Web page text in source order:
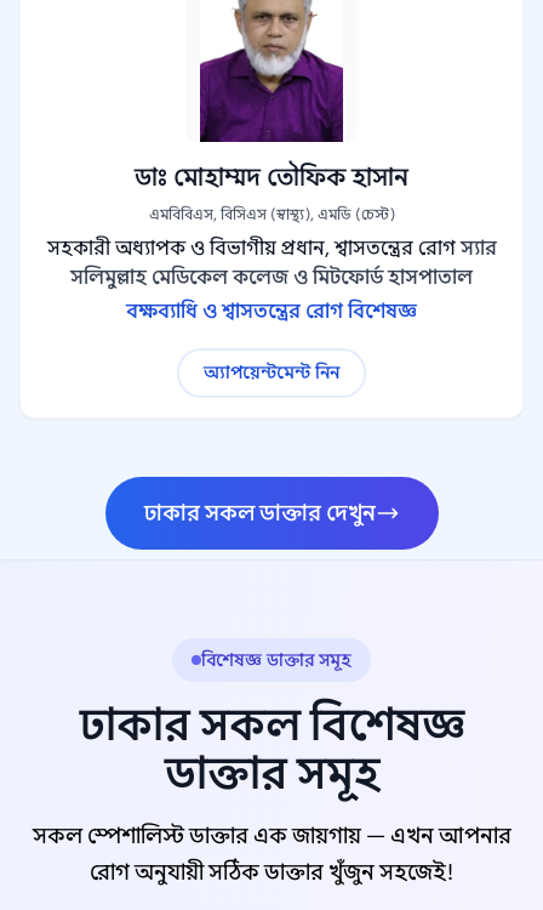
ডাঃ মোহাম্মদ তৌফিক হাসান
এমবিবিএস, বিসিএস (স্বাস্থ্য), এমডি (চেস্ট)
সহকারী অধ্যাপক ও বিভাগীয় প্রধান, শ্বাসতন্ত্রের রোগ স্যার
সলিমুল্লাহ মেডিকেল কলেজ ও মিটফোর্ড হাসপাতাল
বক্ষব্যাধি ও শ্বাসতন্ত্রের রোগ বিশেষজ্ঞ
অ্যাপয়েন্টমেন্ট নিন
ঢাকার সকল ডাক্তার দেখুন
বিশেষজ্ঞ ডাক্তার সমূহ
ঢাকার সকল বিশেষজ্ঞ
ডাক্তার সমূহ
সকল স্পেশালিস্ট ডাক্তার এক জায়গায় — এখন আপনার
রোগ অনুযায়ী সঠিক ডাক্তার খুঁজুন সহজেই!